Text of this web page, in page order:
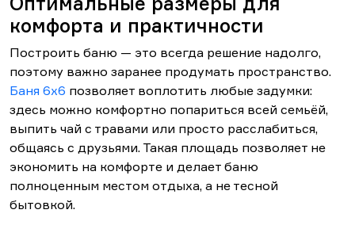
комфорта и практичности
Построить баню — это всегда решение надолго,
поэтому важно заранее продумать пространство.
Баня 6х6 позволяет воплотить любые задумки:
здесь можно комфортно попариться всей семьёй,
выпить чай с травами или просто расслабиться,
общаясь с друзьями. Такая площадь позволяет не
экономить на комфорте и делает баню
полноценным местом отдыха, а не тесной
бытовкой.